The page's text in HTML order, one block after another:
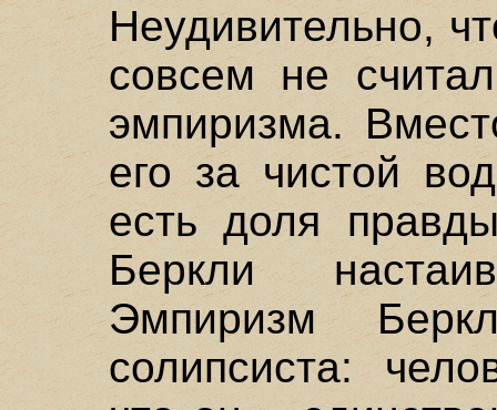
Неудивительно,
совсем не
эмпиризма.
его за чистой
есть доля
Беркли
Эмпиризм
солипсиста: